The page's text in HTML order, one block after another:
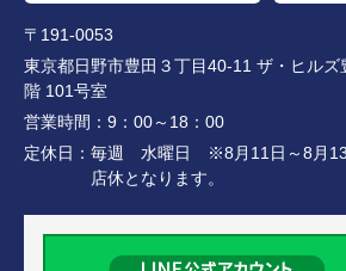
〒191-0053
東京都日野市豊田３丁目40-11 ザ・ヒルズ
階 101号室
営業時間： 9：00～18：00
定休日： 毎週 水曜日 ※8月11日～8月13
店休となります。